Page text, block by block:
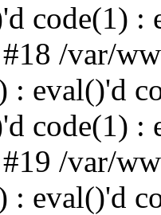
code(1) :
/var/
: eval()'d
code(1) :
/var/
: eval()'d